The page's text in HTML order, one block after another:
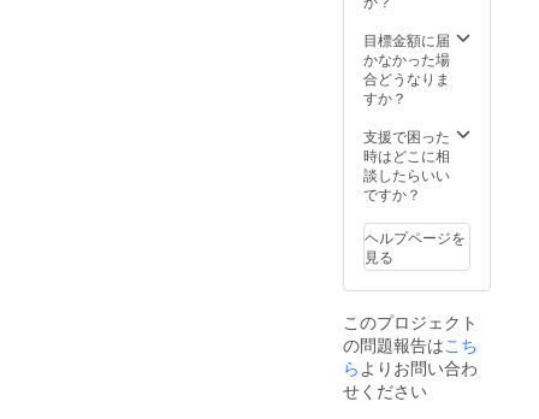
m×105
cm×15
0cm）
１枚
絆創膏
（70m
m×55m
m）
入 ・救
急絆創
膏
（68m
m）
２０枚
入 【衛
生用
品】 ・
目標金額に届
かなかった場
合どうなりま
すか？
支援で困った
時はどこに相
談したらいい
ですか？
ヘルプページを
見る
このプロジェクト
の問題報告はこち
らよりお問い合わ
せください